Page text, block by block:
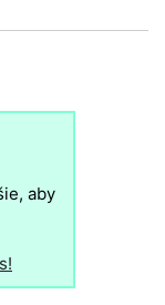
aby